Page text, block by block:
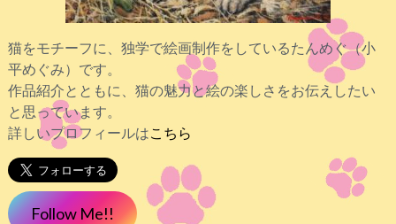
猫をモチーフに、独学で絵画制作をしているたんめぐ（小
平めぐみ）です。
作品紹介とともに、猫の魅力と絵の楽しさをお伝えしたい
と思っています。
詳しいプロフィールは こちら
Follow Me!!